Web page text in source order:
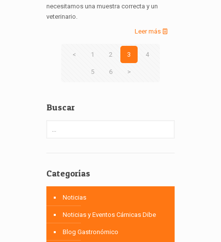
necesitamos una muestra correcta y un
veterinario.
Leer más
< 1 2 3 4
5 6 >
Buscar
Categorías
Noticias
Noticias y Eventos Cárnicas Dibe
Blog Gastronómico